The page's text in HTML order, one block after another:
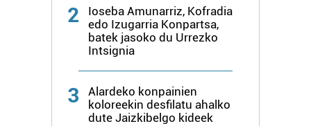
2
Ioseba Amunarriz, Kofradia
edo Izugarria Konpartsa,
batek jasoko du Urrezko
Intsignia
3
Alardeko konpainien
koloreekin desfilatu ahalko
dute Jaizkibelgo kideek